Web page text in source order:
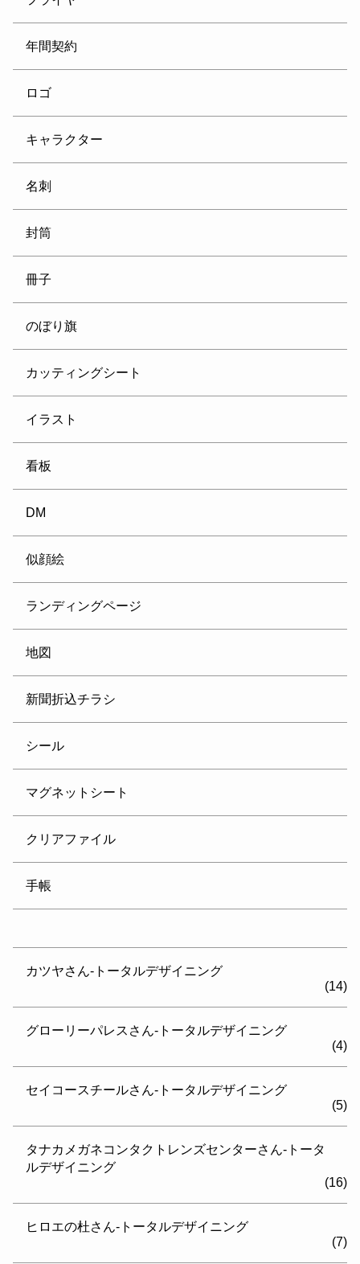
年間契約
ロゴ
キャラクター
名刺
封筒
冊子
のぼり旗
カッティングシート
イラスト
看板
DM
似顔絵
ランディングページ
地図
新聞折込チラシ
シール
マグネットシート
クリアファイル
手帳
カツヤさん-トータルデザイニング
(14)
グローリーパレスさん-トータルデザイニング
(4)
セイコースチールさん-トータルデザイニング
(5)
タナカメガネコンタクトレンズセンターさん-トータ
ルデザイニング
(16)
ヒロエの杜さん-トータルデザイニング
(7)